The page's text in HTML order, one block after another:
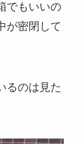
でもいいの
が密閉して
るのは見た